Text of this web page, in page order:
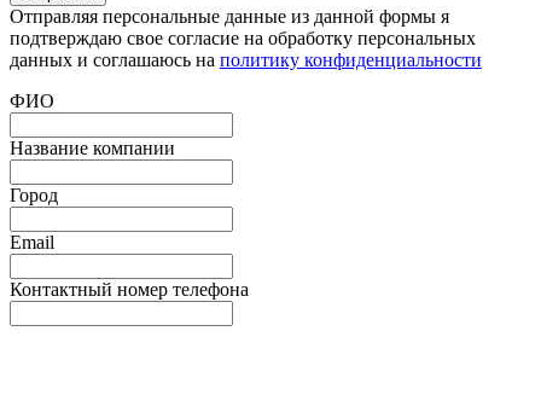
Отправляя персональные данные из данной формы я
подтверждаю свое согласие на обработку персональных
данных и соглашаюсь на политику конфиденциальности
ФИО
Название компании
Город
Email
Контактный номер телефона